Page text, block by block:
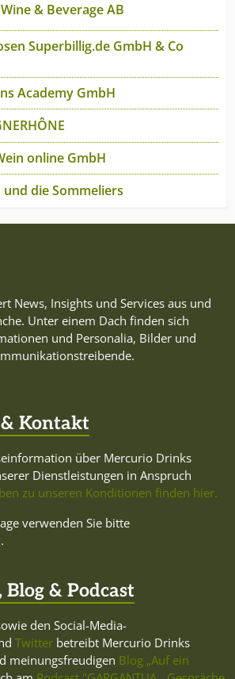
& Beverage AB
Superbillig.de GmbH & Co
Academy GmbH
online GmbH
und die Sommeliers
News, Insights und Services aus und
Unter einem Dach finden sich
und Personalia, Bilder und
Kontakt
über Mercurio Drinks
Dienstleistungen in Anspruch
zu unseren Konditionen finden hier.
verwenden Sie bitte
.
& Podcast
den Social-Media-
Twitter betreibt Mercurio Drinks
meinungsfreudigen Blog „Auf ein